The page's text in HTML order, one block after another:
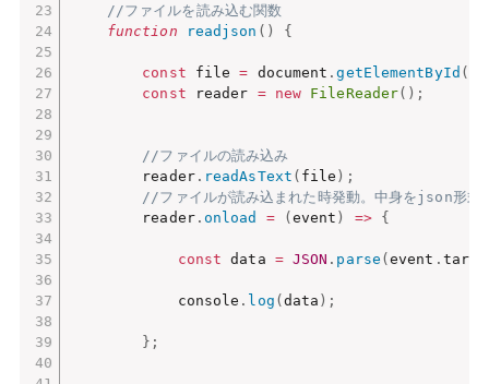
//ファイルを読み込む関数
function
readjson ( ) {
const file = document .getElementById (
const reader = new FileReader( ) ;
//ファイルの読み込み
        reader
. readAsText ( file ) ;
//ファイルが読み込まれた時発動。中身をjson形式
        reader
. onload = ( event ) => {
const data = JSON . parse (event .
            console
. log ( data ) ;
} ;